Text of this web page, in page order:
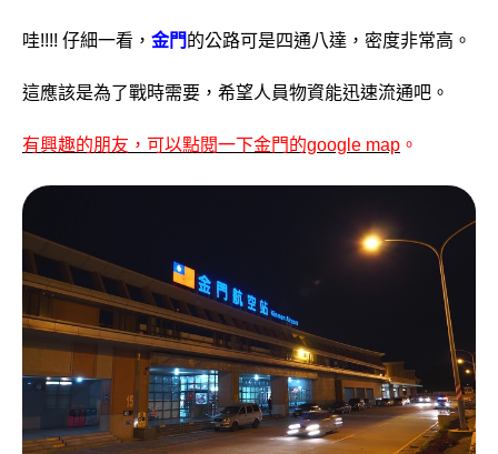
哇!!!! 仔細一看， 金門的公路可是四通八達，密度非常高。
這應該是為了戰時需要，希望人員物資能迅速流通吧。
有興趣的朋友，可以點閱一下金門的google map 。